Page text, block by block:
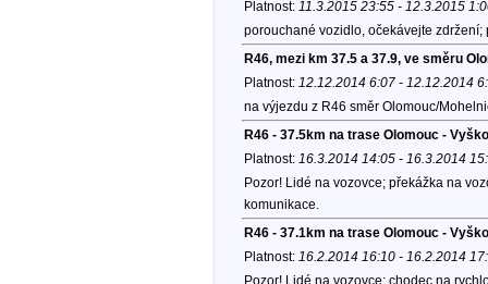
Platnost: 11.3.2015 23:55 - 12.3.2015
porouchané vozidlo, očekávejte
R46, mezi km 37.5 a 37.9, ve směru
Platnost: 12.12.2014 6:07 - 12.12.2014
na výjezdu z R46 směr Olomouc/
R46 - 37.5km na trase Olomouc -
Platnost: 16.3.2014 14:05 - 16.3.2014
Pozor! Lidé na vozovce; překážka na
komunikace.
R46 - 37.1km na trase Olomouc -
Platnost: 16.2.2014 16:10 - 16.2.2014
Pozor! Lidé na vozovce; chodec na